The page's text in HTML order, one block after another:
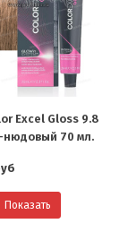
Excel Gloss 9.8
нюдовый 70 мл.
Показать